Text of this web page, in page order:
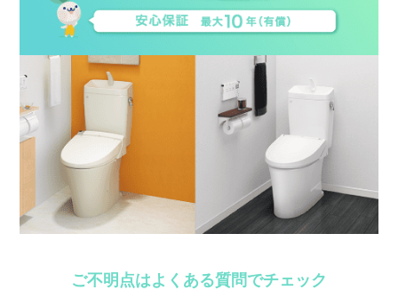
ご不明点はよくある質問でチェック